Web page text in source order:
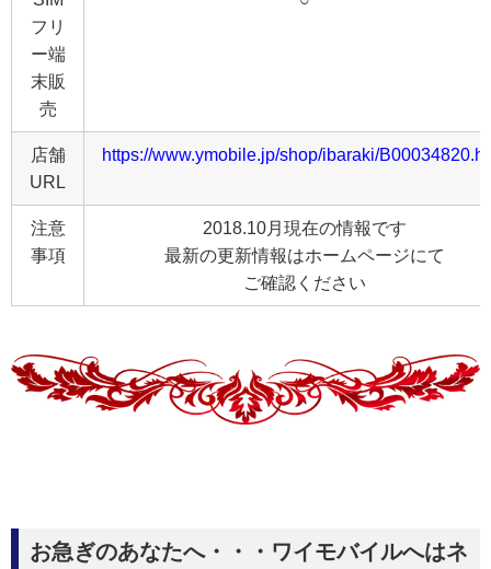
フリ
ー端
末販
売
店舗
URL
https://www.ymobile.jp/shop/ibaraki/
注意
事項
2018.10月現在の情報です
最新の更新情報はホームページにて
ご確認ください
お急ぎのあなたへ・・・ワイモバイルへはネ